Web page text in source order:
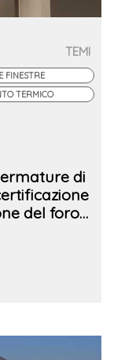
TEMI
FINESTRE
TERMICO
di
del foro